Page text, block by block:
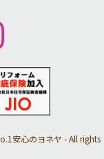
安心のヨネヤ - All rights